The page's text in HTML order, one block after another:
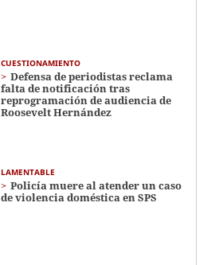
CUESTIONAMIENTO
Defensa de periodistas reclama
falta de notificación tras
reprogramación de audiencia de
Roosevelt Hernández
LAMENTABLE
Policía muere al atender un caso
de violencia doméstica en SPS